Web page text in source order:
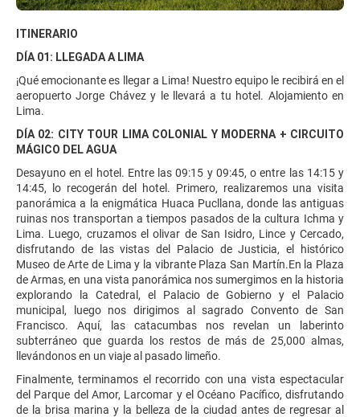
ITINERARIO
DÍA 01: LLEGADA A LIMA
¡Qué emocionante es llegar a Lima! Nuestro equipo le recibirá en el
aeropuerto Jorge Chávez y le llevará a tu hotel. Alojamiento en
Lima.
DÍA 02: CITY TOUR LIMA COLONIAL Y MODERNA + CIRCUITO
MÁGICO DEL AGUA
Desayuno en el hotel. Entre las 09:15 y 09:45, o entre las 14:15 y
14:45, lo recogerán del hotel. Primero, realizaremos una visita
panorámica a la enigmática Huaca Pucllana, donde las antiguas
ruinas nos transportan a tiempos pasados de la cultura Ichma y
Lima. Luego, cruzamos el olivar de San Isidro, Lince y Cercado,
disfrutando de las vistas del Palacio de Justicia, el histórico
Museo de Arte de Lima y la vibrante Plaza San Martín.En la Plaza
de Armas, en una vista panorámica nos sumergimos en la historia
explorando la Catedral, el Palacio de Gobierno y el Palacio
municipal, luego nos dirigimos al sagrado Convento de San
Francisco. Aquí, las catacumbas nos revelan un laberinto
subterráneo que guarda los restos de más de 25,000 almas,
llevándonos en un viaje al pasado limeño.
Finalmente, terminamos el recorrido con una vista espectacular
del Parque del Amor, Larcomar y el Océano Pacífico, disfrutando
de la brisa marina y la belleza de la ciudad antes de regresar al